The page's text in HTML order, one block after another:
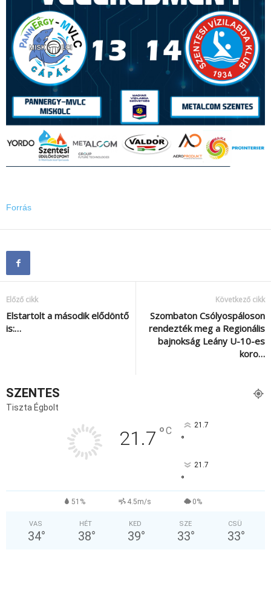
Forrás
Előző cikk
Elstartolt a második elődöntő
is:…
Következő cikk
Szombaton Csólyospáloson
rendezték meg a Regionális
bajnokság Leány U-10-es
koro…
SZENTES
Tiszta Égbolt
21.7 °C 21.7
°
21.7
°
51% 4.5m/s 0%
VAS
34°
HÉT
38°
KED
39°
SZE
33°
CSÜ
33°